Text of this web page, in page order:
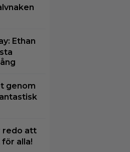
Ethan
genom
redo att
för alla!